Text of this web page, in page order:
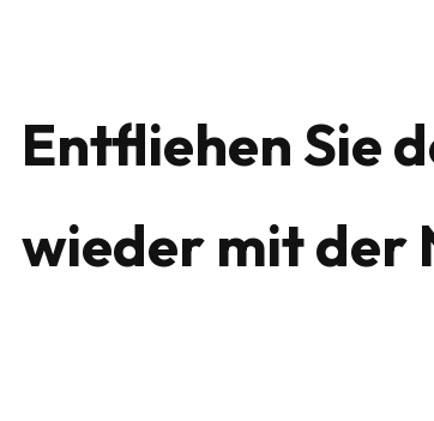
Entfliehen Sie
wieder mit der